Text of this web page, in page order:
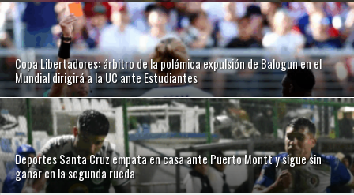
Copa Libertadores: árbitro de la polémica expulsión de Balogun en el
Mundial dirigirá a la UC ante Estudiantes
Deportes Santa Cruz empata en casa ante Puerto Montt y sigue sin
ganar en la segunda rueda